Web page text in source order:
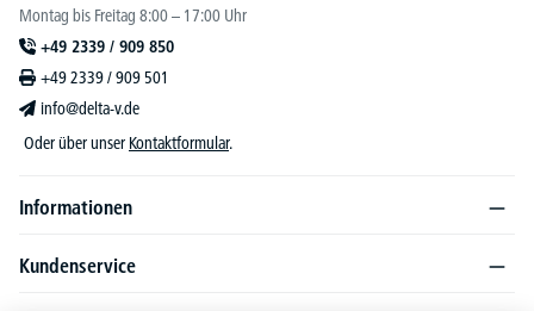
Montag bis Freitag 8:00 – 17:00 Uhr
+49 2339 / 909 850
+49 2339 / 909 501
info@delta-v.de
Oder über unser Kontaktformular.
Informationen
Kundenservice